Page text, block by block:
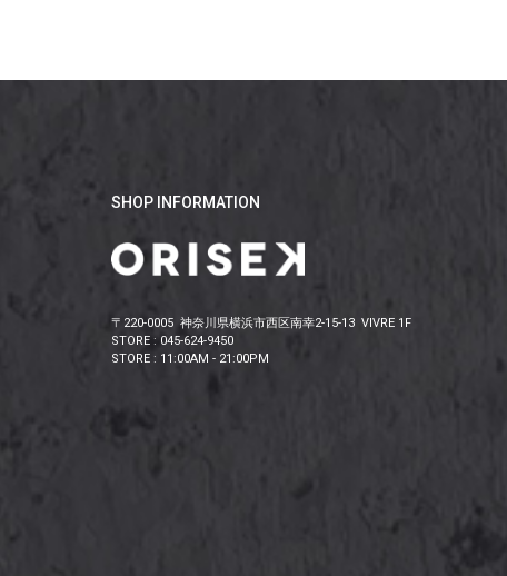
SHOP INFORMATION
〒220-0005 神奈川県横浜市西区南幸2-15-13 VIVRE 1F
STORE : 045-624-9450
STORE : 11:00AM - 21:00PM